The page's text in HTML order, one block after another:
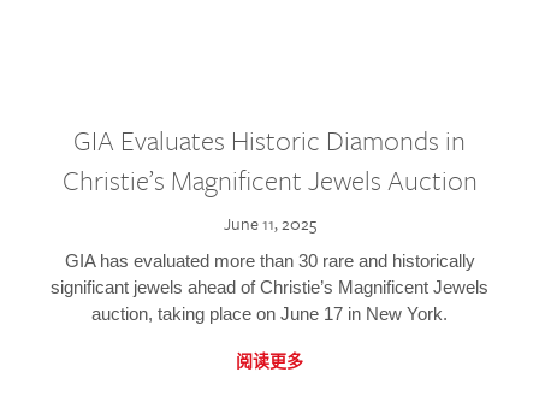
GIA Evaluates Historic Diamonds in
Christie’s Magnificent Jewels Auction
June 11, 2025
GIA has evaluated more than 30 rare and historically
significant jewels ahead of Christie’s Magnificent Jewels
auction, taking place on June 17 in New York.
阅读更多